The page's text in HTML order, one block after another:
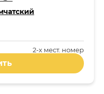
2-x мест. номер